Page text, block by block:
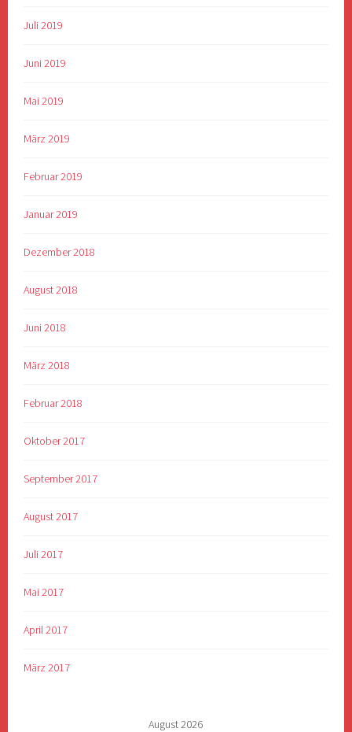
Juli 2019
Juni 2019
Mai 2019
März 2019
Februar 2019
Januar 2019
Dezember 2018
August 2018
Juni 2018
März 2018
Februar 2018
Oktober 2017
September 2017
August 2017
Juli 2017
Mai 2017
April 2017
März 2017
August 2026